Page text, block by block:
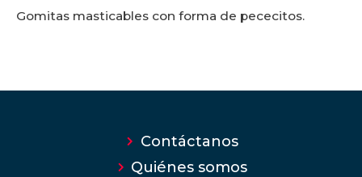
Gomitas masticables con forma de pececitos.
Contáctanos
Quiénes somos